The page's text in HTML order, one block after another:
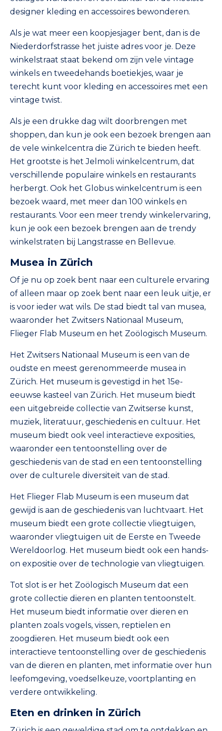
designer kleding en accessoires bewonderen.
Als je wat meer een koopjesjager bent, dan is de
Niederdorfstrasse het juiste adres voor je. Deze
winkelstraat staat bekend om zijn vele vintage
winkels en tweedehands boetiekjes, waar je
terecht kunt voor kleding en accessoires met een
vintage twist.
Als je een drukke dag wilt doorbrengen met
shoppen, dan kun je ook een bezoek brengen aan
de vele winkelcentra die Zürich te bieden heeft.
Het grootste is het Jelmoli winkelcentrum, dat
verschillende populaire winkels en restaurants
herbergt. Ook het Globus winkelcentrum is een
bezoek waard, met meer dan 100 winkels en
restaurants. Voor een meer trendy winkelervaring,
kun je ook een bezoek brengen aan de trendy
winkelstraten bij Langstrasse en Bellevue.
Musea in Zürich
Of je nu op zoek bent naar een culturele ervaring
of alleen maar op zoek bent naar een leuk uitje, er
is voor ieder wat wils. De stad biedt tal van musea,
waaronder het Zwitsers Nationaal Museum,
Flieger Flab Museum en het Zoölogisch Museum.
Het Zwitsers Nationaal Museum is een van de
oudste en meest gerenommeerde musea in
Zürich. Het museum is gevestigd in het 15e-
eeuwse kasteel van Zürich. Het museum biedt
een uitgebreide collectie van Zwitserse kunst,
muziek, literatuur, geschiedenis en cultuur. Het
museum biedt ook veel interactieve exposities,
waaronder een tentoonstelling over de
geschiedenis van de stad en een tentoonstelling
over de culturele diversiteit van de stad.
Het Flieger Flab Museum is een museum dat
gewijd is aan de geschiedenis van luchtvaart. Het
museum biedt een grote collectie vliegtuigen,
waaronder vliegtuigen uit de Eerste en Tweede
Wereldoorlog. Het museum biedt ook een hands-
on expositie over de technologie van vliegtuigen.
Tot slot is er het Zoölogisch Museum dat een
grote collectie dieren en planten tentoonstelt.
Het museum biedt informatie over dieren en
planten zoals vogels, vissen, reptielen en
zoogdieren. Het museum biedt ook een
interactieve tentoonstelling over de geschiedenis
van de dieren en planten, met informatie over hun
leefomgeving, voedselkeuze, voortplanting en
verdere ontwikkeling.
Eten en drinken in Zürich